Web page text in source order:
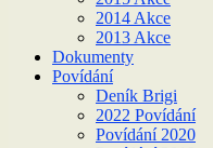
2014 Akce
2013 Akce
Dokumenty
Povídání
Deník Brigi
2022 Povídání
Povídání 2020